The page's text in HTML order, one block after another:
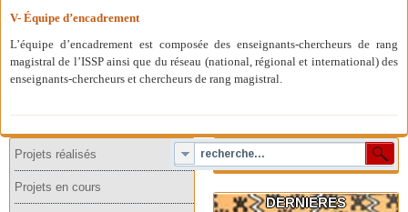
V- Équipe d’encadrement
L’équipe d’encadrement est composée des enseignants-chercheurs de rang
magistral de l’ISSP ainsi que du réseau (national, régional et international) des
enseignants-chercheurs et chercheurs de rang magistral.
Projets réalisés
Projets en cours
DERNIERES